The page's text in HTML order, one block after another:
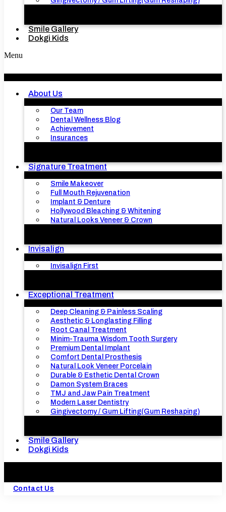
Smile Gallery
Dokgi Kids
Menu
About Us
Our Team
Dental Wellness Blog
Achievement
Insurances
Signature Treatment
Smile Makeover
Full Mouth Rejuvenation
Implant & Denture
Hollywood Bleaching & Whitening
Natural Looks Veneer & Crown
Invisalign
Invisalign First
Exceptional Treatment
Deep Cleaning & Painless Scaling
Aesthetic & Longlasting Filling
Root Canal Treatment
Minim-Trauma Wisdom Tooth Surgery
Premium Dental Implant
Comfort Dental Prosthesis
Natural Look Veneer Porcelain
Durable & Esthetic Dental Crown
Damon System Braces
TMJ and Jaw Pain Treatment
Modern Laser Dentistry
Gingivectomy / Gum Lifting(Gum Reshaping)
Smile Gallery
Dokgi Kids
Contact Us